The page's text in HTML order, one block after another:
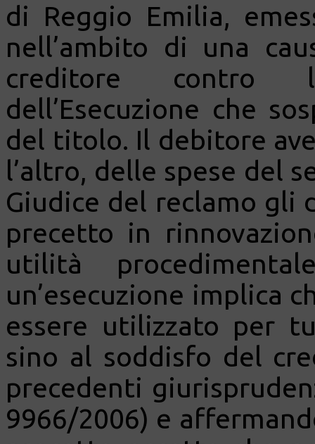
di Reggio Emilia,
nell’ambito di una
creditore contro
dell’Esecuzione che
del titolo. Il debitore
l’altro, delle spese del
Giudice del reclamo gli
precetto in
utilità
un’esecuzione implica
essere utilizzato per
sino al soddisfo del
precedenti
9966/2006) e